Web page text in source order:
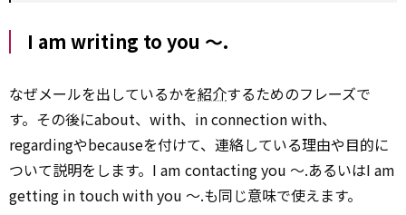
I am writing to you ～.
なぜメールを出しているかを紹介するためのフレーズで
す。その後にabout、with、in connection with、
regardingやbecauseを付けて、連絡している理由や目的に
ついて説明をします。I am contacting you ～.あるいはI am
getting in touch with you ～.も同じ意味で使えます。